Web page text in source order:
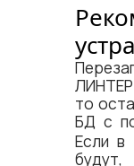
то
БД с
Если в